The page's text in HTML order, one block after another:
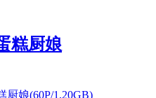
糕厨娘